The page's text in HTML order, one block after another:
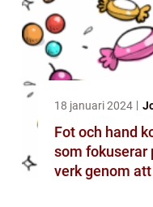
18 januari 2024
Fot och hand
som fokuserar
verk genom